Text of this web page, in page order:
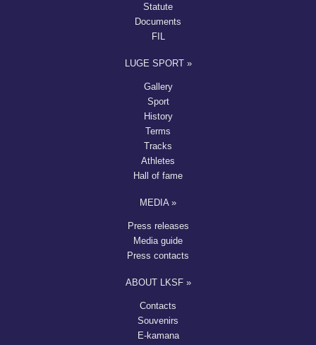
Statute
Documents
FIL
LUGE SPORT »
Gallery
Sport
History
Terms
Tracks
Athletes
Hall of fame
MEDIA »
Press releases
Media guide
Press contacts
ABOUT LKSF »
Contacts
Souvenirs
E-kamana